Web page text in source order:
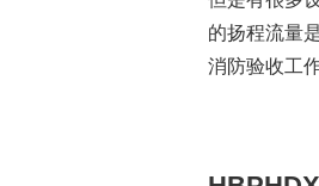
的扬程流量
消防验收工